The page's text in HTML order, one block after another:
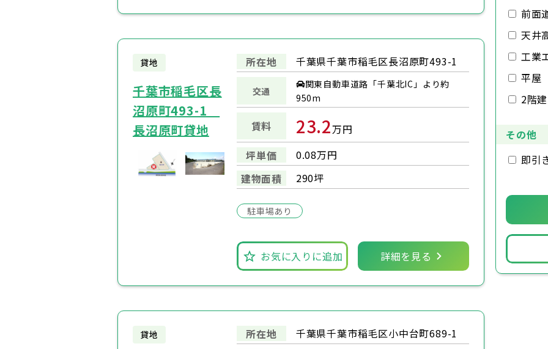
貸地
千葉市稲毛区長
沼原町493-1
長沼原町貸地
所在地 千葉県千葉市稲毛区長沼原町493-1
交通
関東自動車道路「千葉北IC」より約
950m
賃料 23.2万円
坪単価
0.08万円
建物面積
290坪
駐車場あり
お気に入りに追加 詳細を見る
貸地 所在地 千葉県千葉市稲毛区小中台町689-1
前面
天井
工業
平屋
2階
その他
即引